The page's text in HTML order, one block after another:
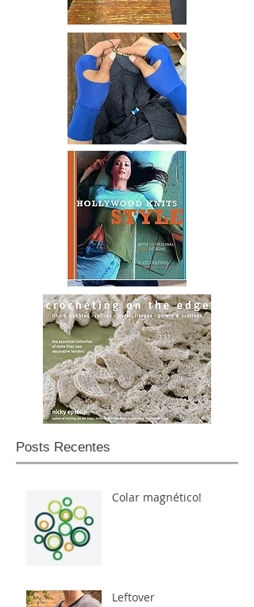
Posts Recentes
Colar magnético!
Leftover